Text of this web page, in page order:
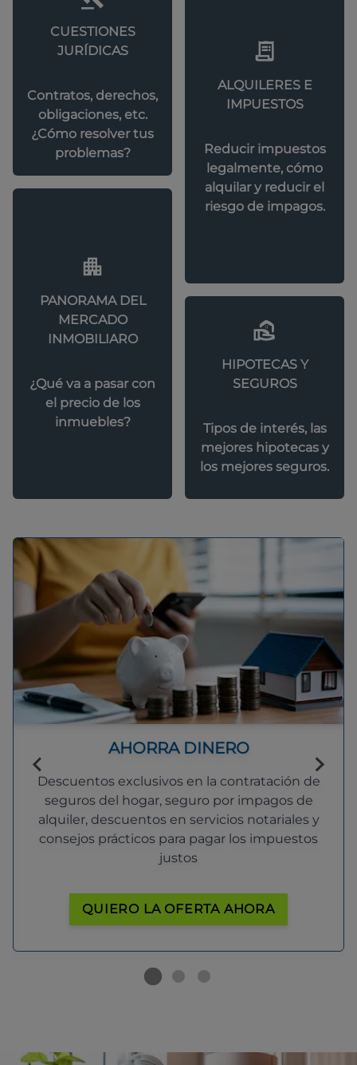
CUESTIONES
JURÍDICAS
Contratos, derechos,
obligaciones, etc.
¿Cómo resolver tus
problemas?
ALQUILERES E
IMPUESTOS
Reducir impuestos
legalmente, cómo
alquilar y reducir el
riesgo de impagos.
PANORAMA DEL
MERCADO
INMOBILIARO
¿Qué va a pasar con
el precio de los
inmuebles?
HIPOTECAS Y
SEGUROS
Tipos de interés, las
mejores hipotecas y
los mejores seguros.
AHORRA DINERO
Descuentos exclusivos en la contratación de
seguros del hogar, seguro por impagos de
alquiler, descuentos en servicios notariales y
consejos prácticos para pagar los impuestos
justos
QUIERO LA OFERTA AHORA